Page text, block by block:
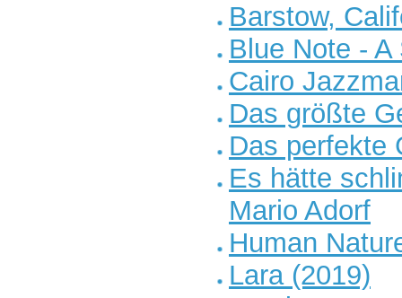
Barstow,
Blue Note -
Cairo
Das größte
Das perfekte
Es hätte
Mario Adorf
Human
Lara (2019)